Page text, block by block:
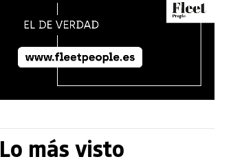
Lo más visto